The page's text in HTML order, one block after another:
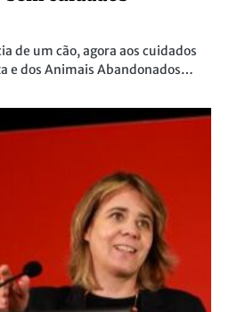
de um cão, agora aos cuidados
e dos Animais Abandonados…